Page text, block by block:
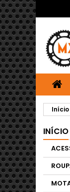
Início
INÍCIO